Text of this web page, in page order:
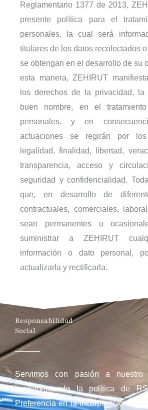
Reglamentario 1377 de 2013,
presente política para el
personales, la cual será
titulares de los datos recolectados
se obtengan en el desarrollo de su
esta manera, ZEHIRUT
los derechos de la privacidad, la
buen nombre, en el
personales, y en
actuaciones se regirán por
legalidad, finalidad, libertad,
transparencia, acceso y
seguridad y confidencialidad.
que, en desarrollo de
contractuales, comerciales,
sean permanentes u
suministrar a ZEHIRUT
información o dato personal,
actualizarla y rectificarla.
Responsabilidad
Social
Servimos con pasión a nuestro
implementando la política de
Preferencia en la incorporación de